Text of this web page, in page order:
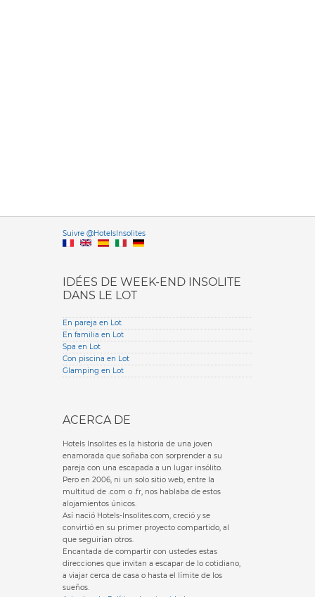
Suivre @HotelsInsolitesVersione
IDÉES DE WEEK-END INSOLITE
DANS LE LOT
En pareja en Lot
En familia en Lot
Spa en Lot
Con piscina en Lot
Glamping en Lot
ACERCA DE
Hotels Insolites es la historia de una joven
enamorada que soñaba con sorprender a su
pareja con una escapada a un lugar insólito.
Pero en 2006, ni un solo sitio web, entre la
multitud de .com o .fr, nos hablaba de estos
alojamientos únicos.
Así nació Hotels-Insolites.com, creció y se
convirtió en su primer proyecto compartido, al
que seguirían otros.
Encantada de compartir con ustedes estas
direcciones que invitan a escapar de lo cotidiano,
a viajar cerca de casa o hasta el límite de los
sueños.